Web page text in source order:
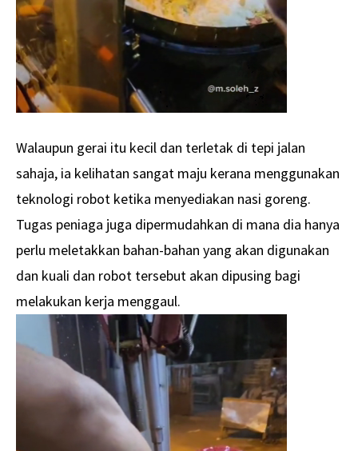
Walaupun gerai itu kecil dan terletak di tepi jalan
sahaja, ia kelihatan sangat maju kerana menggunakan
teknologi robot ketika menyediakan nasi goreng.
Tugas peniaga juga dipermudahkan di mana dia hanya
perlu meletakkan bahan-bahan yang akan digunakan
dan kuali dan robot tersebut akan dipusing bagi
melakukan kerja menggaul.